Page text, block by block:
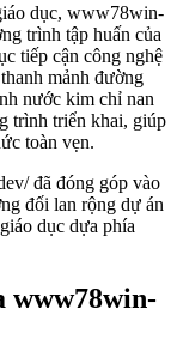
dục, www78win-
trình tập huấn của
tiếp cận công nghệ
mảnh đường
nước kim chỉ nan
trình triển khai, giúp
toàn vẹn.
đã đóng góp vào
đối lan rộng dự án
dục dựa phía
www78win-